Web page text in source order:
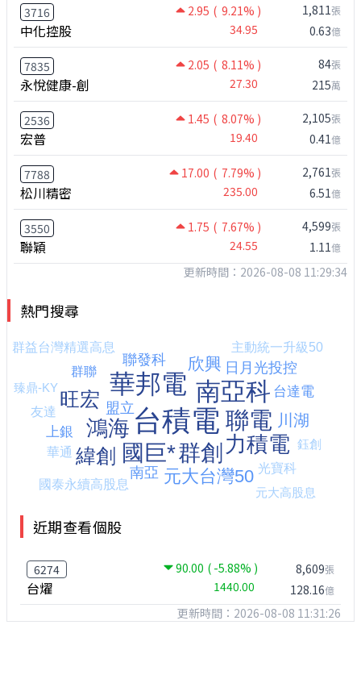
3716 2.95 ( 9.21% )
中化控股 34.95
1,811張
0.63億
7835 2.05 ( 8.11% )
永悅健康-創 27.30
84張
215萬
2536 1.45 ( 8.07% )
宏普 19.40
2,105張
0.41億
7788 17.00 ( 7.79% )
松川精密 235.00
2,761張
6.51億
3550 1.75 ( 7.67% )
聯穎 24.55
4,599張
1.11億
更新時間：2026-08-08 11:29:34
熱門搜尋
近期查看個股
6274 90.00 ( -5.88% )
台燿 1440.00
8,609張
128.16億
更新時間：2026-08-08 11:31:26